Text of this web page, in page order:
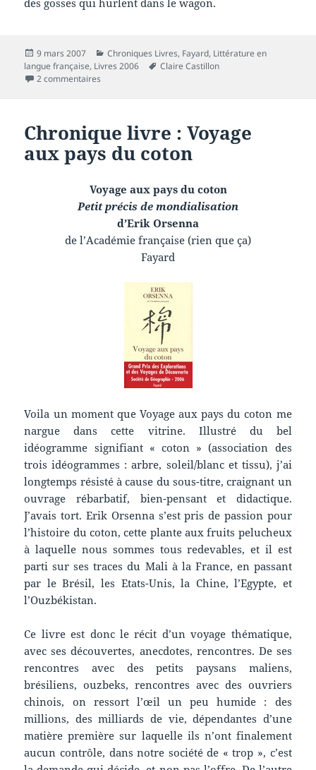
Publié
le
9 mars 2007 Catégories
Chroniques Livres, Fayard, Littérature en
langue française, Livres 2006
Mots-
Claire Castillon
2 commentaires
Chronique livre : Voyage
aux pays du coton
Voyage aux pays du coton
Petit précis de mondialisation
d’Erik Orsenna
de l’Académie française (rien que ça)
Fayard
Voila un moment que Voyage aux pays du coton me
nargue dans cette vitrine. Illustré du bel
idéogramme signifiant « coton » (association des
trois idéogrammes : arbre, soleil/blanc et tissu), j’ai
longtemps résisté à cause du sous-titre, craignant un
ouvrage rébarbatif, bien-pensant et didactique.
J’avais tort. Erik Orsenna s’est pris de passion pour
l’histoire du coton, cette plante aux fruits pelucheux
à laquelle nous sommes tous redevables, et il est
parti sur ses traces du Mali à la France, en passant
par le Brésil, les Etats-Unis, la Chine, l’Egypte, et
l’Ouzbékistan.
Ce livre est donc le récit d’un voyage thématique,
avec ses découvertes, anecdotes, rencontres. De ses
rencontres avec des petits paysans maliens,
brésiliens, ouzbeks, rencontres avec des ouvriers
chinois, on ressort l’œil un peu humide : des
millions, des milliards de vie, dépendantes d’une
matière première sur laquelle ils n’ont finalement
aucun contrôle, dans notre société de « trop », c’est